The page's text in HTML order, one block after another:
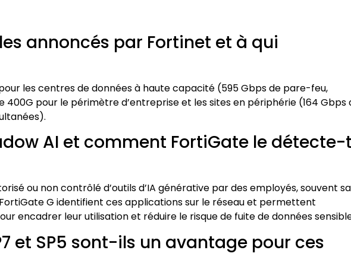
annoncés par Fortinet et à qui
les centres de données à haute capacité (595 Gbps de pare-feu,
pour le périmètre d’entreprise et les sites en périphérie (164 Gbps
AI et comment FortiGate le
ou non contrôlé d’outils d’IA générative par des employés, souvent
G identifient ces applications sur le réseau et permettent
encadrer leur utilisation et réduire le risque de fuite de données
et SP5 sont-ils un avantage pour ces